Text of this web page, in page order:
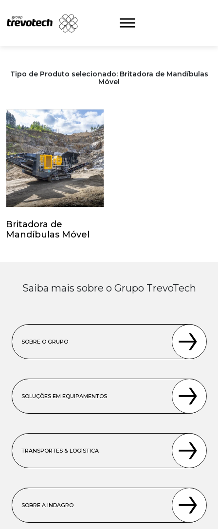
content
Tipo de Produto selecionado: Britadora de Mandíbulas
Móvel
Britadora de
Mandíbulas Móvel
Saiba mais sobre o Grupo TrevoTech
SOBRE O GRUPO
SOLUÇÕES EM EQUIPAMENTOS
TRANSPORTES & LOGÍSTICA
SOBRE A INDAGRO